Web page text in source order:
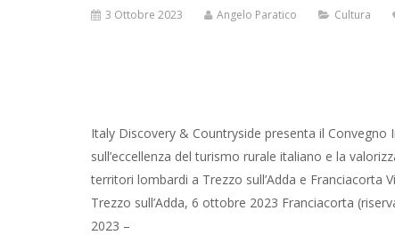
3 Ottobre 2023 Angelo Paratico Cultura
Italy Discovery & Countryside presenta il Convegno
sull’eccellenza del turismo rurale italiano e la
territori lombardi a Trezzo sull’Adda e Franciacorta
Trezzo sull’Adda, 6 ottobre 2023 Franciacorta
2023 –